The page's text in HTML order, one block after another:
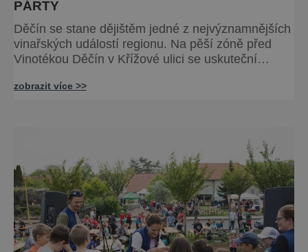
PÁRTY
Děčín se stane dějištěm jedné z nejvýznamnějších
vinařských událostí regionu. Na pěší zóně před
Vinotékou Děčín v Křížové ulici se uskuteční
degustace špičkových vín z českých a moravských
zobrazit více >>